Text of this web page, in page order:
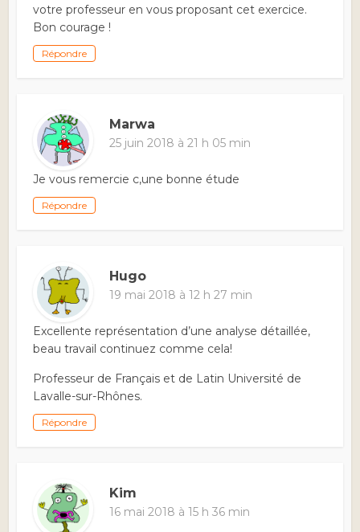
votre professeur en vous proposant cet exercice.
Bon courage !
Répondre
Marwa
25 juin 2018 à 21 h 05 min
Je vous remercie c,une bonne étude
Répondre
Hugo
19 mai 2018 à 12 h 27 min
Excellente représentation d’une analyse détaillée,
beau travail continuez comme cela!
Professeur de Français et de Latin Université de
Lavalle-sur-Rhônes.
Répondre
Kim
16 mai 2018 à 15 h 36 min